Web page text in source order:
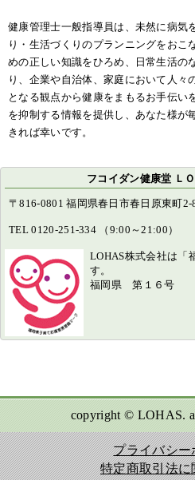
健康管理士一般指導員は、未然に病気
り・生活づくりのプランニングをおこ
めの正しい知識をひろめ、日常生活の
り、企業や自治体、家庭において人々
となる観点から健康をまもるお手伝い
を抑制する情報を提供し、あなた様が
きれば幸いです。
フコイダン健康堂 Ｌ
〒816-0801 福岡県春日市春日原東町2-
TEL 0120-251-334 （9:00～21:00）
LOHAS株式会社は「
す。
福岡県 第１６号
copyright © LOHAS.
プライバシー
特定商取引法に